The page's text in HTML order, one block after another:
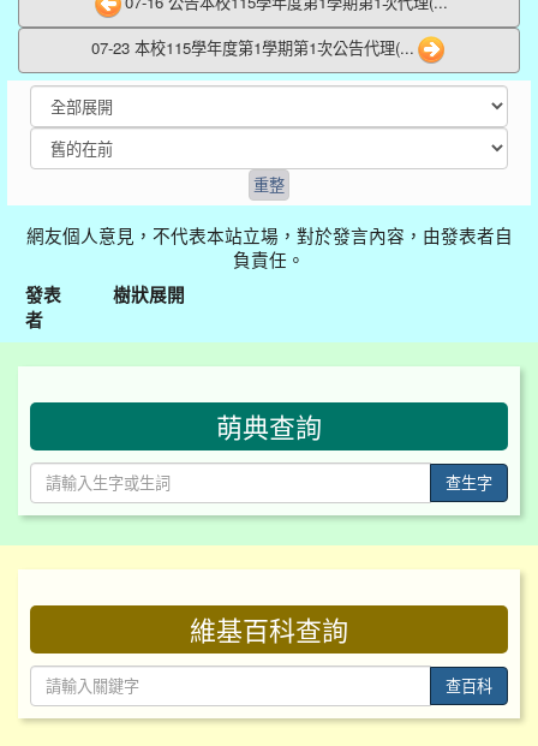
07-23 本校115學年度第1學期第1次公告代理(...
網友個人意見，不代表本站立場，對於發言內容，由發表者自
負責任。
發表
者
樹狀展開
萌典查詢
查生字
維基百科查詢
查百科